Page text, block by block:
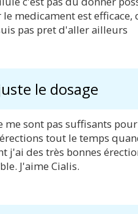
medicament est efficace,
pas pret d'aller ailleurs
le dosage
sont pas suffisants pour
tout le temps
j'ai des très bonnes
J'aime Cialis.